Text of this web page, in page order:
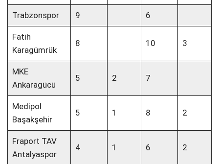
Trabzonspor 9 6
Fatih
Karagümrük
8 10 3
MKE
Ankaragücü
5 2 7
Medipol
Başakşehir
5 1 8 2
Fraport TAV
Antalyaspor
4 1 6 2